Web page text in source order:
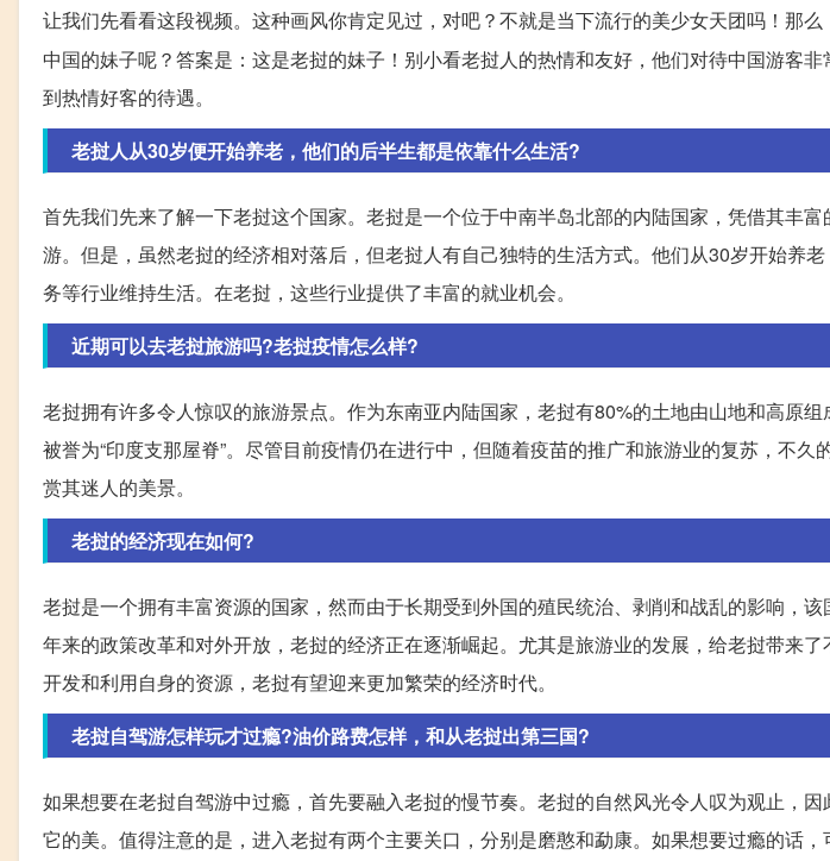
让我们先看看这段视频。这种画风你肯定见过，对吧？不就是当下流行的美少女天团吗！那么
中国的妹子呢？答案是：这是老挝的妹子！别小看老挝人的热情和友好，他们对待中国游客
到热情好客的待遇。
老挝人从30岁便开始养老，他们的后半生都是依靠什么生活?
首先我们先来了解一下老挝这个国家。老挝是一个位于中南半岛北部的内陆国家，凭借其丰
游。但是，虽然老挝的经济相对落后，但老挝人有自己独特的生活方式。他们从30岁开始养
务等行业维持生活。在老挝，这些行业提供了丰富的就业机会。
近期可以去老挝旅游吗?老挝疫情怎么样?
老挝拥有许多令人惊叹的旅游景点。作为东南亚内陆国家，老挝有80%的土地由山地和高原
被誉为“印度支那屋脊”。尽管目前疫情仍在进行中，但随着疫苗的推广和旅游业的复苏，不
赏其迷人的美景。
老挝的经济现在如何?
老挝是一个拥有丰富资源的国家，然而由于长期受到外国的殖民统治、剥削和战乱的影响，
年来的政策改革和对外开放，老挝的经济正在逐渐崛起。尤其是旅游业的发展，给老挝带来
开发和利用自身的资源，老挝有望迎来更加繁荣的经济时代。
老挝自驾游怎样玩才过瘾?油价路费怎样，和从老挝出第三国?
如果想要在老挝自驾游中过瘾，首先要融入老挝的慢节奏。老挝的自然风光令人叹为观止，
它的美。值得注意的是，进入老挝有两个主要关口，分别是磨憨和勐康。如果想要过瘾的话